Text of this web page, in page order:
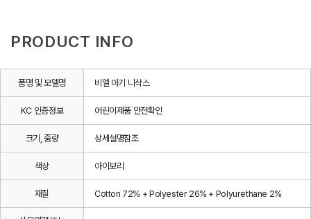
PRODUCT INFO
품명 및 모델명 비엘 아기 니삭스
KC 인증정보 어린이제품 안전확인
크기, 중량 상세설명참조
색상 아이보리
재질 Cotton 72% + Polyester 26% + Polyurethane 2%